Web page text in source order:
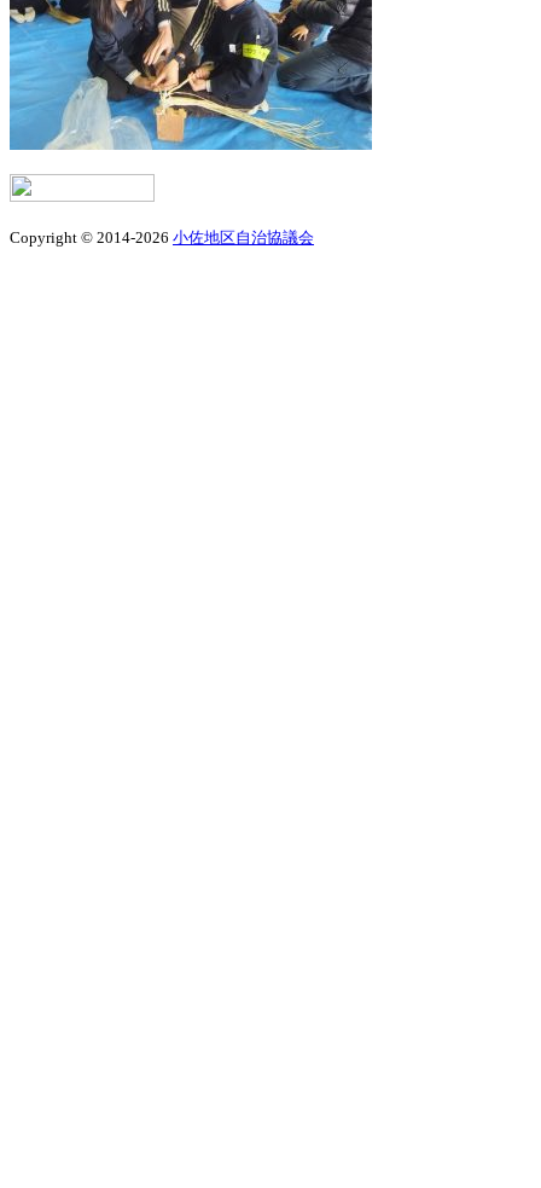
Copyright © 2014-2026 小佐地区自治協議会